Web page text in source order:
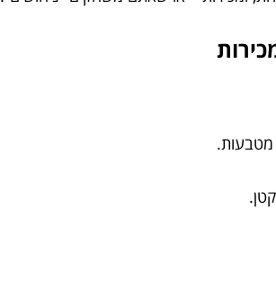
מטבעות.